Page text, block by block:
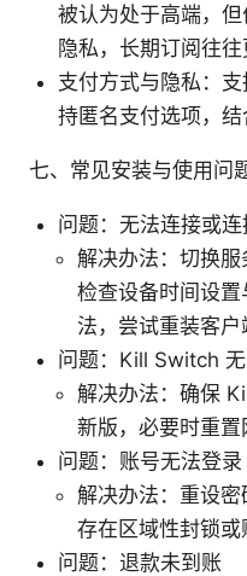
被认为处于高端，
隐私，长期订阅往往
支付方式与隐私：
持匿名支付选项，结
七、常见安装与使用问
问题：无法连接或连
解决办法：切换服
检查设备时间设
法，尝试重装客户
问题：Kill Switch
解决办法：确保
新版，必要时重置
问题：账号无法登录
解决办法：重设
存在区域性封锁或
问题：退款未到账